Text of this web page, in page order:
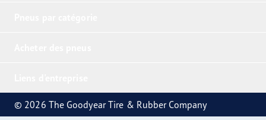
© 2026 The Goodyear Tire & Rubber Company